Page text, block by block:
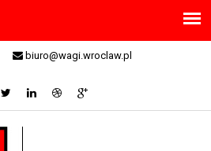
biuro@wagi.wroclaw.pl